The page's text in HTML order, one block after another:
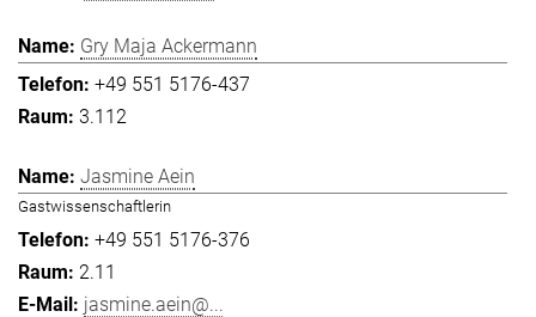
Gry Maja Ackermann
+49 551 5176-437
3.112
Jasmine Aein
Gastwissenschaftlerin
+49 551 5176-376
2.11
jasmine.aein@...